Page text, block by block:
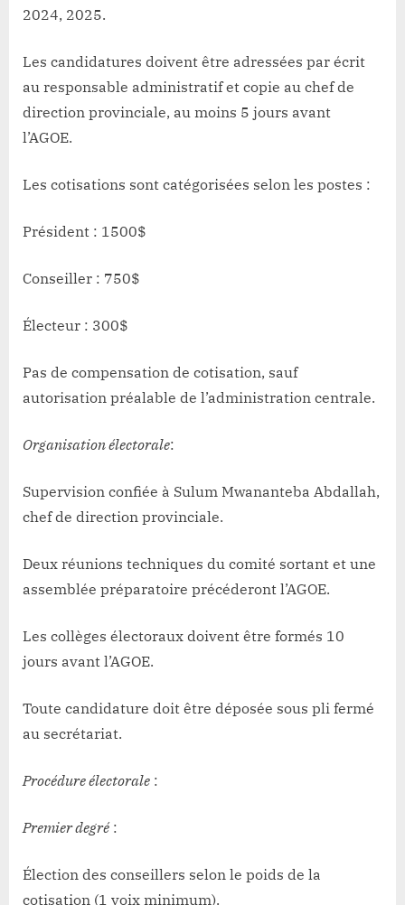
2024, 2025.
Les candidatures doivent être adressées par écrit
au responsable administratif et copie au chef de
direction provinciale, au moins 5 jours avant
l’AGOE.
Les cotisations sont catégorisées selon les postes :
Président : 1500$
Conseiller : 750$
Électeur : 300$
Pas de compensation de cotisation, sauf
autorisation préalable de l’administration centrale.
Organisation électorale:
Supervision confiée à Sulum Mwananteba Abdallah,
chef de direction provinciale.
Deux réunions techniques du comité sortant et une
assemblée préparatoire précéderont l’AGOE.
Les collèges électoraux doivent être formés 10
jours avant l’AGOE.
Toute candidature doit être déposée sous pli fermé
au secrétariat.
Procédure électorale :
Premier degré :
Élection des conseillers selon le poids de la
cotisation (1 voix minimum).